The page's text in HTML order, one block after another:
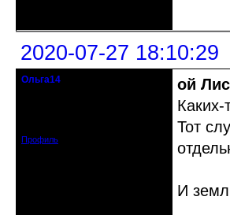
2020-07-27 18:10:29
Ольга14
Профиль
ой
Тот
И